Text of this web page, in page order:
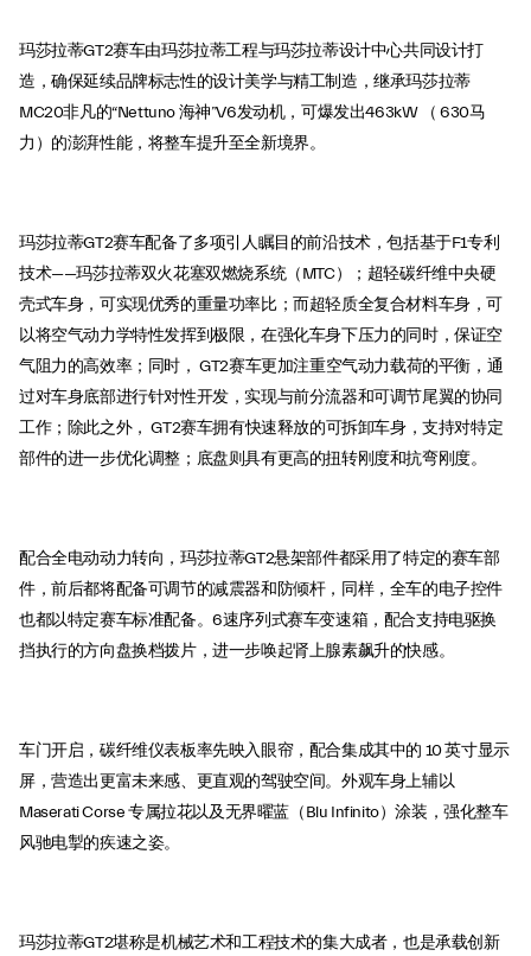
玛莎拉蒂GT2赛车由玛莎拉蒂工程与玛莎拉蒂设计中心共同设计打
造，确保延续品牌标志性的设计美学与精工制造，继承玛莎拉蒂
MC20非凡的“Nettuno 海神”V6发动机，可爆发出463kW （ 630马
力）的澎湃性能，将整车提升至全新境界。
玛莎拉蒂GT2赛车配备了多项引人瞩目的前沿技术，包括基于F1专利
技术——玛莎拉蒂双火花塞双燃烧系统（MTC）；超轻碳纤维中央硬
壳式车身，可实现优秀的重量功率比；而超轻质全复合材料车身，可
以将空气动力学特性发挥到极限，在强化车身下压力的同时，保证空
气阻力的高效率；同时， GT2赛车更加注重空气动力载荷的平衡，通
过对车身底部进行针对性开发，实现与前分流器和可调节尾翼的协同
工作；除此之外， GT2赛车拥有快速释放的可拆卸车身，支持对特定
部件的进一步优化调整；底盘则具有更高的扭转刚度和抗弯刚度。
配合全电动动力转向，玛莎拉蒂GT2悬架部件都采用了特定的赛车部
件，前后都将配备可调节的减震器和防倾杆，同样，全车的电子控件
也都以特定赛车标准配备。6速序列式赛车变速箱，配合支持电驱换
挡执行的方向盘换档拨片，进一步唤起肾上腺素飙升的快感。
车门开启，碳纤维仪表板率先映入眼帘，配合集成其中的 10 英寸显示
屏，营造出更富未来感、更直观的驾驶空间。外观车身上辅以
Maserati Corse 专属拉花以及无界曜蓝（Blu Infinito）涂装，强化整车
风驰电掣的疾速之姿。
玛莎拉蒂GT2堪称是机械艺术和工程技术的集大成者，也是承载创新